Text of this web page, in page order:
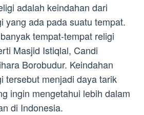
adalah keindahan dari
yang ada pada suatu tempat.
tempat-tempat religi
Masjid Istiqlal, Candi
Borobudur. Keindahan
tersebut menjadi daya tarik
ingin mengetahui lebih dalam
di Indonesia.